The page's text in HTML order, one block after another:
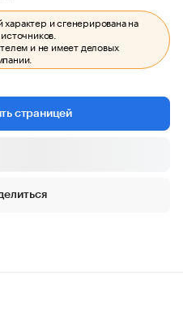
и сгенерирована на
и не имеет деловых
страницей